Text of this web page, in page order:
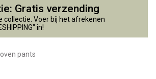
Gratis verzending
collectie. Voer bij het afrekenen
in!
pants